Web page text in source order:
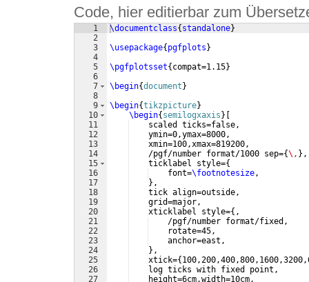
Code, hier editierbar zum
1
2
3
4
5
6
7
8
9
10
11
12
13
14
15
16
17
18
19
20
21
22
23
24
25
26
27
\documentclass{ standalone}
\usepackage{ pgfplots }
\pgfplotsset{ compat=1.15}
\begin{document }
\begin{tikzpicture}
\begin{ semilogxaxis }
    scaled ticks=false,
    ymin=0,ymax=8000,
    xmin=100,xmax=819200,
    /pgf/number format/1000 sep=
{\, } ,
    ticklabel style=
{
    font=
\footnotesize,
} ,
    tick align=outside,
    grid=major,
    xticklabel style=
{ ,
    /pgf/number format/fixed,
    rotate=45,
    anchor=east,
} ,
    xtick=
{
    log ticks with fixed point,
    height=6cm,width=10cm,